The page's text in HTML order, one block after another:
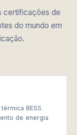
certificações de
do mundo em
BESS
de energia